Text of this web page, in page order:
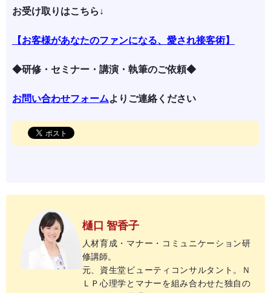
お受け取りはこちら↓
【お客様があなたのファンになる、愛され接客術】
◆研修・セミナー・講演・執筆のご依頼◆
お問い合わせフォームよりご連絡ください
樋口 智香子
人材育成・マナー・コミュニケーション研
修講師。
元、資生堂ビューティコンサルタント。Ｎ
ＬＰ心理学とマナーを組み合わせた独自の